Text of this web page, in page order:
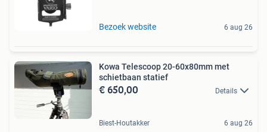
Bezoek website 6 aug 26
Kowa Telescoop 20-60x80mm met
schietbaan statief
€ 650,00 Details
Biest-Houtakker 6 aug 26